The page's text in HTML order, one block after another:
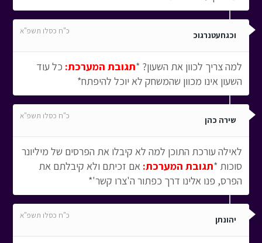
וכגחעטנרגוכ כ"ח כסלו תשפ"א
למה צריך לכוון את השעון? *תגובת המערכת: כל עוד
השעון אינו מכוון שהמשחק לא יוכל להיפתח*
שירה כהן כ"ח כסלו תשפ"א
לאילה עורכת התוכן למה לא קיבלו את הפרסים של מיליונר
סוכות *תגובת המערכת: אם זכיתם ולא קיבלתם את
הפרס, פנו אלינו דרך כפתור ה'צרו קשר'*
יהונתן כ"ח כסלו תשפ"א